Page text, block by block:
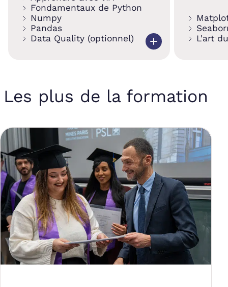
Fondamentaux de Python
Numpy
Pandas
Data Quality (optionnel)
L'art
Les plus de la formation